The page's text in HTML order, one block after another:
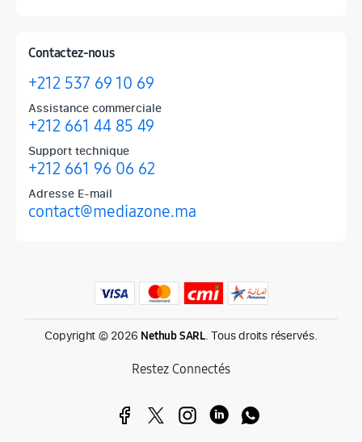
Contactez-nous
+212 537 69 10 69
Assistance commerciale
+212 661 44 85 49
Support technique
+212 661 96 06 62
Adresse E-mail
contact@mediazone.ma
Produits phares chez Mediazone
Retrouvez chez Mediazone les références incontournables :
Copyright © 2026 Nethub SARL. Tous droits réservés.
Restez Connectés